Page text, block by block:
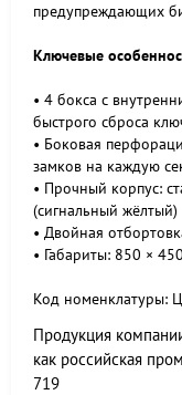
предупреждающих
Ключевые
• 4 бокса с
быстрого сброса
• Боковая
замков на каждую
• Прочный корпус:
(сигнальный жёлтый)
• Двойная
• Габариты: 850 ×
Код номенклатуры:
Продукция
как российская
719